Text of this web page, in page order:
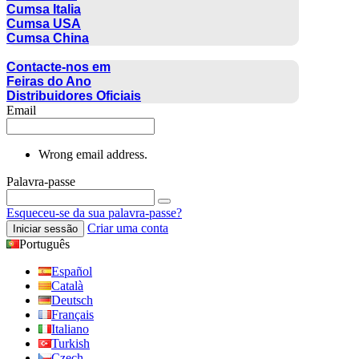
Cumsa Italia
Cumsa USA
Cumsa China
Contacte-nos em
Feiras do Ano
Distribuidores Oficiais
Email
Wrong email address.
Palavra-passe
Esqueceu-se da sua palavra-passe?
Iniciar sessão
Criar uma conta
Português
Español
Català
Deutsch
Français
Italiano
Turkish